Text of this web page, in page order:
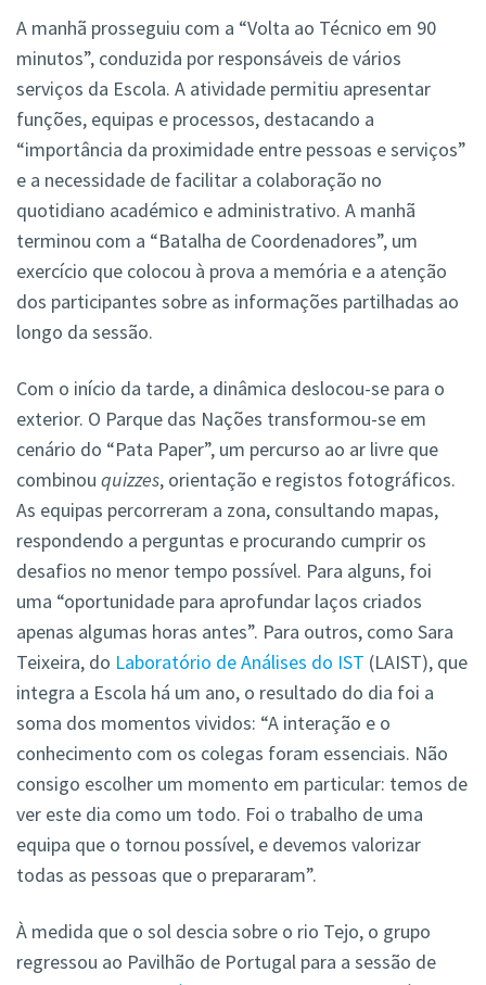
A manhã prosseguiu com a “Volta ao Técnico em 90
minutos”, conduzida por responsáveis de vários
serviços da Escola. A atividade permitiu apresentar
funções, equipas e processos, destacando a
“importância da proximidade entre pessoas e serviços”
e a necessidade de facilitar a colaboração no
quotidiano académico e administrativo. A manhã
terminou com a “Batalha de Coordenadores”, um
exercício que colocou à prova a memória e a atenção
dos participantes sobre as informações partilhadas ao
longo da sessão.
Com o início da tarde, a dinâmica deslocou-se para o
exterior. O Parque das Nações transformou-se em
cenário do “Pata Paper”, um percurso ao ar livre que
combinou quizzes, orientação e registos fotográficos.
As equipas percorreram a zona, consultando mapas,
respondendo a perguntas e procurando cumprir os
desafios no menor tempo possível. Para alguns, foi
uma “oportunidade para aprofundar laços criados
apenas algumas horas antes”. Para outros, como Sara
Teixeira, do Laboratório de Análises do IST (LAIST), que
integra a Escola há um ano, o resultado do dia foi a
soma dos momentos vividos: “A interação e o
conhecimento com os colegas foram essenciais. Não
consigo escolher um momento em particular: temos de
ver este dia como um todo. Foi o trabalho de uma
equipa que o tornou possível, e devemos valorizar
todas as pessoas que o prepararam”.
À medida que o sol descia sobre o rio Tejo, o grupo
regressou ao Pavilhão de Portugal para a sessão de